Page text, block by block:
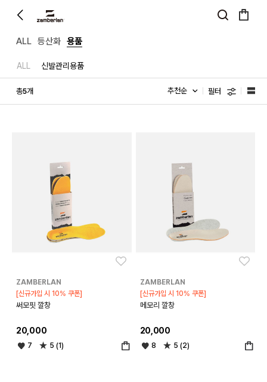
ALL 등산화 용품
ALL 신발관리용품
총5개 필터
ZAMBERLAN
[신규가입 시 10% 쿠폰]
써모핏 깔창
20,000
7 5 (1)
ZAMBERLAN
[신규가입 시 10% 쿠폰]
메모리 깔창
20,000
8 5 (2)